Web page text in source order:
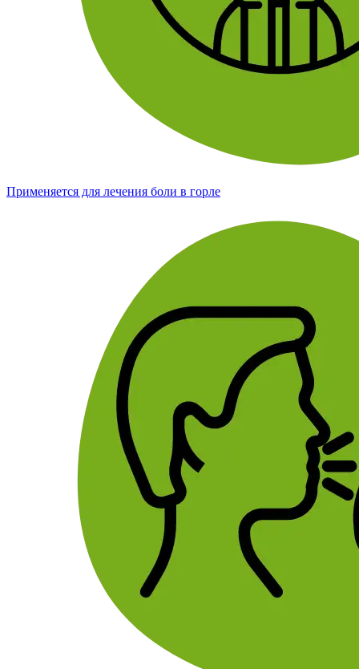
Применяется для лечения боли в горле